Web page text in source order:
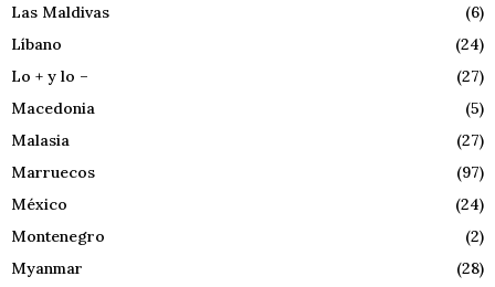
Las Maldivas
(6)
Líbano
(24)
Lo + y lo –
(27)
Macedonia
(5)
Malasia
(27)
Marruecos
(97)
México
(24)
Montenegro
(2)
Myanmar
(28)